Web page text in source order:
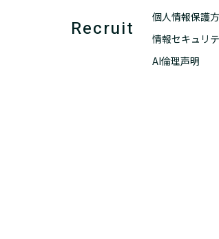
Recruit
個人情報保護
情報セキュリ
AI倫理声明